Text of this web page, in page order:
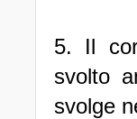
5. Il
svolto
svolge